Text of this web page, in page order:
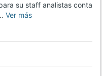
su staff analistas conta
Ver más